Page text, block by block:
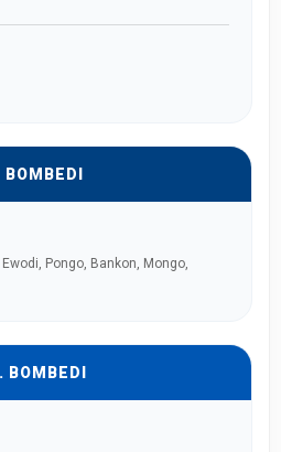
BOMBEDI
Pongo, Bankon, Mongo,
BOMBEDI